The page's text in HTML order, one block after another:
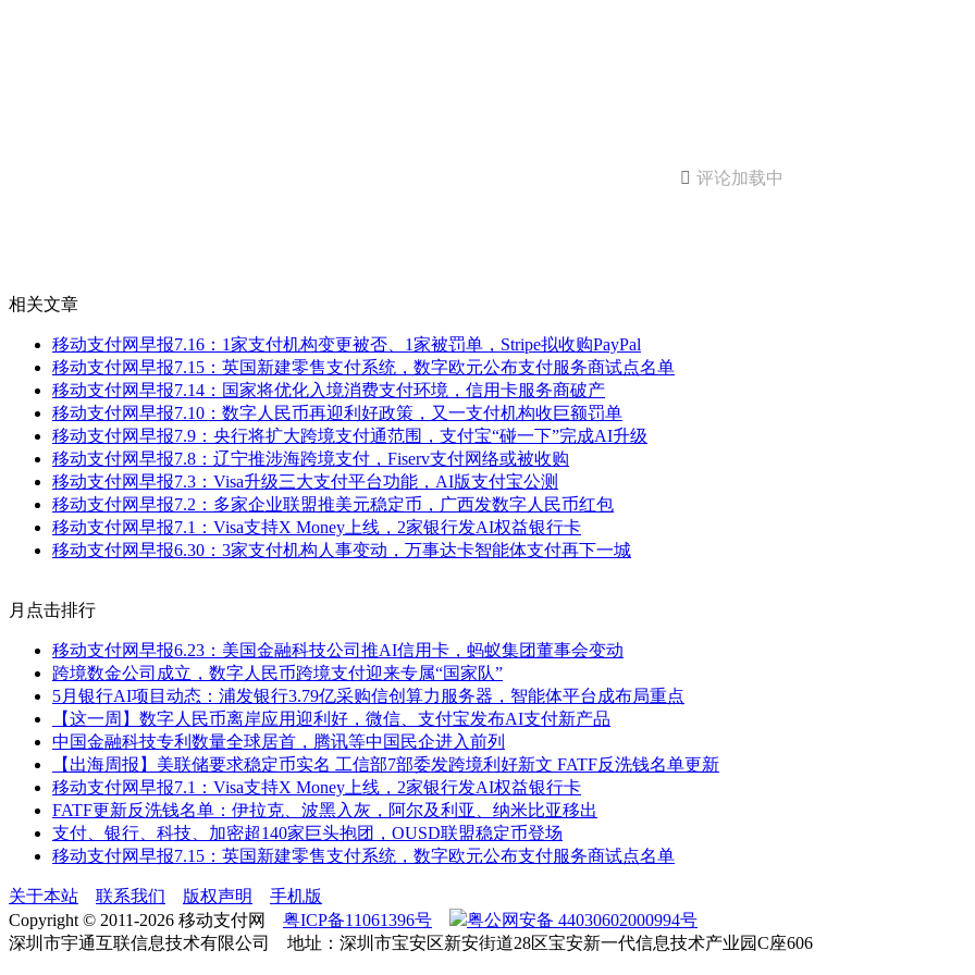
 评论加载中
相关文章
移动支付网早报7.16：1家支付机构变更被否、1家被罚单，Stripe拟收购PayPal
移动支付网早报7.15：英国新建零售支付系统，数字欧元公布支付服务商试点名单
移动支付网早报7.14：国家将优化入境消费支付环境，信用卡服务商破产
移动支付网早报7.10：数字人民币再迎利好政策，又一支付机构收巨额罚单
移动支付网早报7.9：央行将扩大跨境支付通范围，支付宝“碰一下”完成AI升级
移动支付网早报7.8：辽宁推涉海跨境支付，Fiserv支付网络或被收购
移动支付网早报7.3：Visa升级三大支付平台功能，AI版支付宝公测
移动支付网早报7.2：多家企业联盟推美元稳定币，广西发数字人民币红包
移动支付网早报7.1：Visa支持X Money上线，2家银行发AI权益银行卡
移动支付网早报6.30：3家支付机构人事变动，万事达卡智能体支付再下一城
月点击排行
移动支付网早报6.23：美国金融科技公司推AI信用卡，蚂蚁集团董事会变动
跨境数金公司成立，数字人民币跨境支付迎来专属“国家队”
5月银行AI项目动态：浦发银行3.79亿采购信创算力服务器，智能体平台成布局重点
【这一周】数字人民币离岸应用迎利好，微信、支付宝发布AI支付新产品
中国金融科技专利数量全球居首，腾讯等中国民企进入前列
【出海周报】美联储要求稳定币实名 工信部7部委发跨境利好新文 FATF反洗钱名单更新
移动支付网早报7.1：Visa支持X Money上线，2家银行发AI权益银行卡
FATF更新反洗钱名单：伊拉克、波黑入灰，阿尔及利亚、纳米比亚移出
支付、银行、科技、加密超140家巨头抱团，OUSD联盟稳定币登场
移动支付网早报7.15：英国新建零售支付系统，数字欧元公布支付服务商试点名单
关于本站 联系我们 版权声明
手机版
Copyright © 2011-2026 移动支付网 粤ICP备11061396号
粤公网安备 44030602000994号
深圳市宇通互联信息技术有限公司 地址：深圳市宝安区新安街道28区宝安新一代信息技术产业园C座606